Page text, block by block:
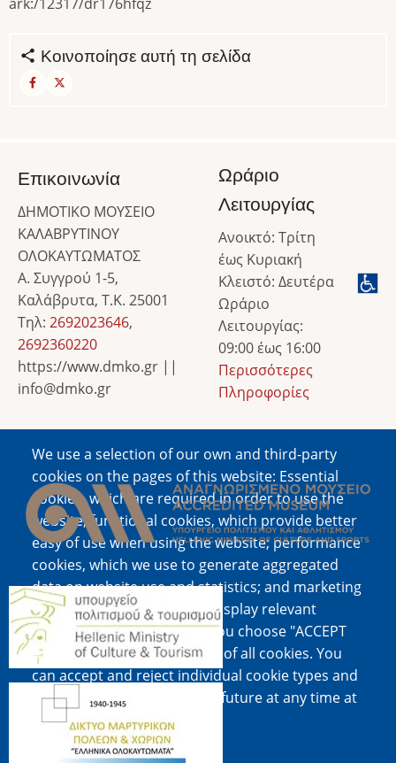
ark:/12317/dr176hfqz
Κοινοποίησε αυτή τη σελίδα
We use a selection of our own and third-party
cookies on the pages of this website: Essential
cookies, which are required in order to use the
website; functional cookies, which provide better
easy of use when using the website; performance
cookies, which we use to generate aggregated
data on website use and statistics; and marketing
cookies, which are used to display relevant
content and advertising. If you choose "ACCEPT
ALL", you consent to the use of all cookies. You
can accept and reject individual cookie types and
revoke your consent for the future at any time at
"Settings".
Cookie documentation
Επικοινωνία
ΔΗΜΟΤΙΚΟ ΜΟΥΣΕΙΟ
ΚΑΛΑΒΡΥΤΙΝΟΥ
ΟΛΟΚΑΥΤΩΜΑΤΟΣ
Α. Συγγρού 1-5,
Καλάβρυτα, Τ.Κ. 25001
Τηλ: 2692023646,
2692360220
https://www.dmko.gr ||
info@dmko.gr
Ωράριο
Λειτουργίας
Ανοικτό: Τρίτη
έως Κυριακή
Κλειστό: Δευτέρα
Ωράριο
Λειτουργίας:
09:00 έως 16:00
Περισσότερες
Πληροφορίες
Image
Image
Image